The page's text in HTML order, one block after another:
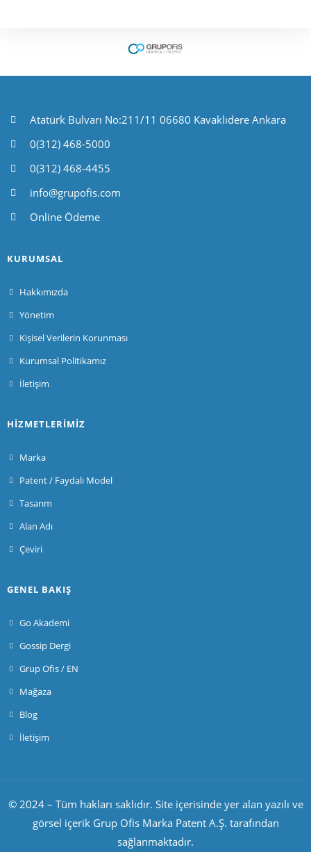
Atatürk Bulvarı No:211/11 06680 Kavaklıdere Ankara
0(312) 468-5000
0(312) 468-4455
info@grupofis.com
Online Ödeme
KURUMSAL
Hakkımızda
Yönetim
Kişisel Verilerin Korunması
Kurumsal Politikamız
İletişim
HIZMETLERIMIZ
Marka
Patent / Faydalı Model
Tasarım
Alan Adı
Çeviri
GENEL BAKIŞ
Go Akademi
Gossip Dergi
Grup Ofis / EN
Mağaza
Blog
İletişim
© 2024 – Tüm hakları saklıdır. Site içerisinde yer alan yazılı ve
görsel içerik Grup Ofis Marka Patent A.Ş. tarafından
sağlanmaktadır.